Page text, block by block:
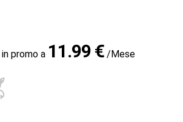
in promo a 11.99 € /Mese